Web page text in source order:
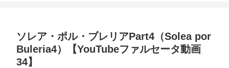
ソレア・ポル・ブレリアPart4（Solea por
Buleria4）【YouTubeファルセータ動画
34】